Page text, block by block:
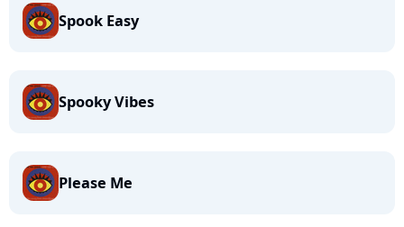
Spook Easy
Spooky Vibes
Please Me